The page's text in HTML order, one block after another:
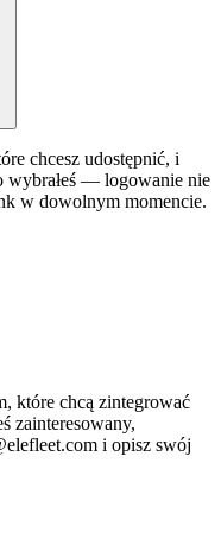
chcesz udostępnić, i
— logowanie nie
w dowolnym momencie.
które chcą zintegrować
zainteresowany,
i opisz swój